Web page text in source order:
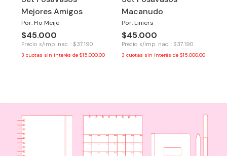
Mejores Amigos
Por: Flo Meije
$45.000
Precio s/imp. nac. : $37.190
3 cuotas sin interés de $15.000,00
Macanudo
Por: Liniers
$45.000
Precio s/imp. nac. : $37.190
3 cuotas sin interés de $15.000,00